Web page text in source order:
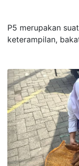
P5 merupakan
keterampilan,